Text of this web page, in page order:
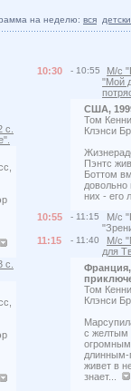
на неделю: вся
с.
с.
10:30 - 10:55
М/с
"Мой
США,
Том
Клэнси
Пэнтс
Боттом
них - его
10:55
- 11:15
М/с
11:15
- 11:40
М/с
для
Франция,
Том
Клэнси
с желтым
длинным-
живет в
знает...